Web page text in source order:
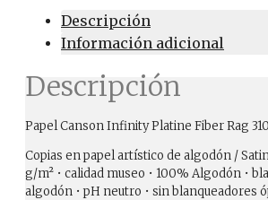
Descripción
Información adicional
Descripción
Papel Canson Infinity Platine Fiber Rag
Copias en papel artístico de algodón /
g/m² • calidad museo • 100% Algodón •
algodón • pH neutro • sin blanqueadores